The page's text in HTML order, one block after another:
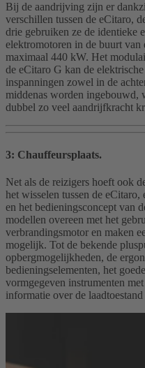
Bij de aandrijving zijn er
verschillen tussen de eCitaro,
drie gebruiken ze de identieke
elektromotoren in de buurt
maximaal 440 kW. Het
de eCitaro G kan de
inspanningen zowel in de
middenas worden ingebouwd,
dubbel zo veel aandrijfkracht
3: Chauffeursplaats.
Net als de reizigers hoeft ook
het wisselen tussen de
en het bedieningsconcept van
modellen overeen met het
verbrandingsmotor en maken
mogelijk. Tot de bekende
opbergmogelijkheden, de
bedieningselementen, het
vormgegeven instrumenten
informatie over de